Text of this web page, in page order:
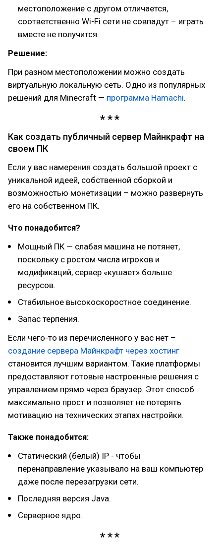
местоположение с другом отличается,
соответственно Wi-Fi сети не совпадут – играть
вместе не получится.
Решение:
При разном местоположении можно создать
виртуальную локальную сеть. Одно из популярных
решений для Minecraft — программа Hamachi.
Как создать публичный сервер Майнкрафт на
своем ПК
Если у вас намерения создать большой проект с
уникальной идеей, собственной сборкой и
возможностью монетизации – можно развернуть
его на собственном ПК.
Что понадобится?
Мощный ПК — слабая машина не потянет,
поскольку с ростом числа игроков и
модификаций, сервер «кушает» больше
ресурсов.
Стабильное высокоскоростное соединение.
Запас терпения.
Если чего-то из перечисленного у вас нет –
создание сервера Майнкрафт через хостинг
становится лучшим вариантом. Такие платформы
предоставляют готовые настроенные решения с
управлением прямо через браузер. Этот способ
максимально прост и позволяет не потерять
мотивацию на технических этапах настройки.
Также понадобится:
Статический (белый) IP - чтобы
перенаправление указывало на ваш компьютер
даже после перезагрузки сети.
Последняя версия Java.
Серверное ядро.